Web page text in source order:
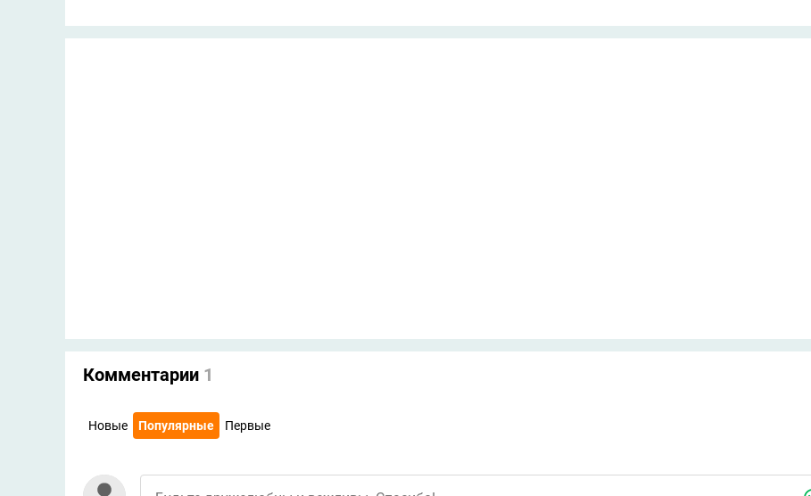
Комментарии 1
Новые Популярные Первые